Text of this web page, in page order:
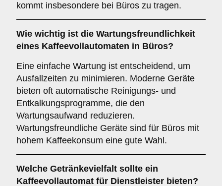
kommt insbesondere bei Büros zu tragen.
Wie wichtig ist die Wartungsfreundlichkeit
eines Kaffeevollautomaten in Büros?
Eine einfache Wartung ist entscheidend, um
Ausfallzeiten zu minimieren. Moderne Geräte
bieten oft automatische Reinigungs- und
Entkalkungsprogramme, die den
Wartungsaufwand reduzieren.
Wartungsfreundliche Geräte sind für Büros mit
hohem Kaffeekonsum eine gute Wahl.
Welche Getränkevielfalt sollte ein
Kaffeevollautomat für Dienstleister bieten?